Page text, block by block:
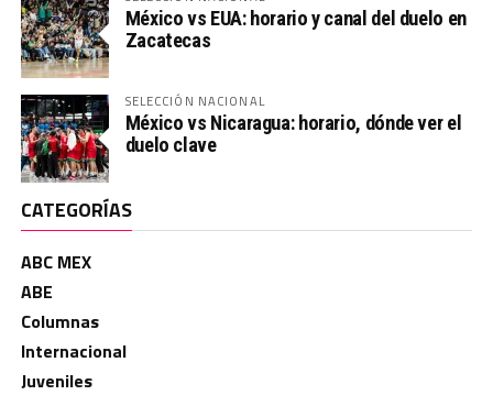
México vs EUA: horario y canal del duelo en
Zacatecas
SELECCIÓN NACIONAL
México vs Nicaragua: horario, dónde ver el
duelo clave
CATEGORÍAS
ABC MEX
ABE
Columnas
Internacional
Juveniles